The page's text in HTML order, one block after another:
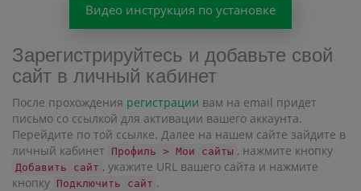
Видео инструкция по установке
Зарегистрируйтесь и добавьте свой
сайт в личный кабинет
После прохождения регистрации вам на email придет
письмо со ссылкой для активации вашего аккаунта.
Перейдите по той ссылке. Далее на нашем сайте зайдите в
личный кабинет
Профиль > Мои сайты , нажмите кнопку
Добавить сайт , укажите URL вашего сайта и нажмите
кнопку Подключить сайт .